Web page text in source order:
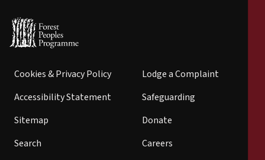
Cookies & Privacy Policy
Accessibility Statement
Sitemap
Search
Lodge a Complaint
Safeguarding
Donate
Careers